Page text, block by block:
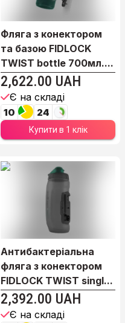
Фляга з конектором
та базою FIDLOCK
TWIST bottle 700мл....
2,622.00 UAH
Є на складі
10 24
Купити в 1 клік
Антибактеріальна
фляга з конектором
FIDLOCK TWIST singl...
2,392.00 UAH
Є на складі